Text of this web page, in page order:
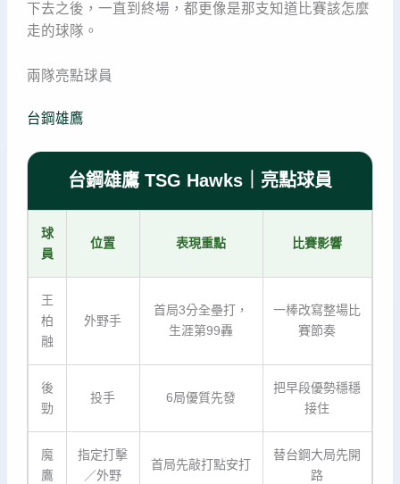
下去之後，一直到終場，都更像是那支知道比賽該怎麼
走的球隊。
兩隊亮點球員
台鋼雄鷹
台鋼雄鷹 TSG Hawks｜亮點球員
球
員
位置 表現重點 比賽影響
王
柏
融
外野手
首局3分全壘打，
生涯第99轟
一棒改寫整場比
賽節奏
後
勁
投手 6局優質先發
把早段優勢穩穩
接住
魔
鷹
指定打擊
／外野
首局先敲打點安打
替台鋼大局先開
路